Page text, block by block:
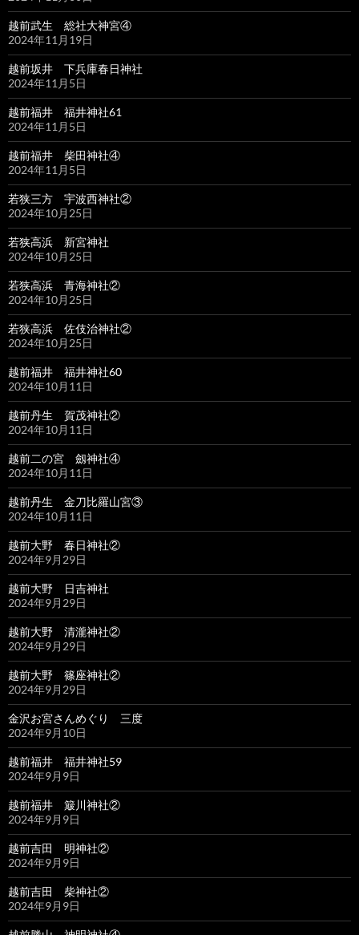
越前武生 総社大神宮④
2024年11月19日
越前坂井 下兵庫春日神社
2024年11月5日
越前福井 福井神社61
2024年11月5日
越前福井 柴田神社④
2024年11月5日
若狭三方 宇波西神社②
2024年10月25日
若狭高浜 新宮神社
2024年10月25日
若狭高浜 青海神社②
2024年10月25日
若狭高浜 佐伎治神社②
2024年10月25日
越前福井 福井神社60
2024年10月11日
越前丹生 賀茂神社②
2024年10月11日
越前二の宮 劔神社④
2024年10月11日
越前丹生 金刀比羅山宮③
2024年10月11日
越前大野 春日神社②
2024年9月29日
越前大野 日吉神社
2024年9月29日
越前大野 清瀧神社②
2024年9月29日
越前大野 篠座神社②
2024年9月29日
金沢お宮さんめぐり 三度
2024年9月10日
越前福井 福井神社59
2024年9月9日
越前福井 簸川神社②
2024年9月9日
越前吉田 明神社②
2024年9月9日
越前吉田 柴神社②
2024年9月9日